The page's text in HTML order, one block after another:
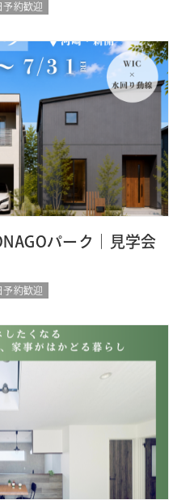
予約歓迎
パーク｜見学会
予約歓迎